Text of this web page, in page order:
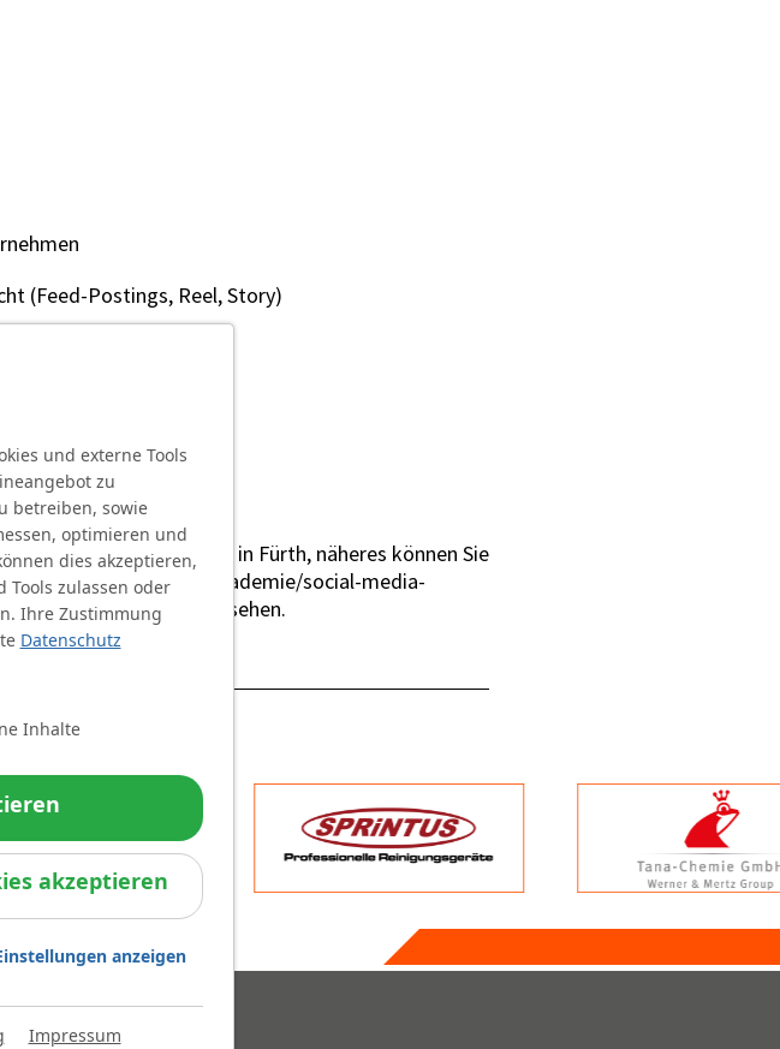
(Feed-Postings, Reel, Story)
GmbH mit Sitz in Fürth, näheres können Sie
agentur/kontext-akademie/social-media-
grundlagen-1/ einsehen.
und externe Tools
zu
betreiben, sowie
optimieren und
dies akzeptieren,
Tools zulassen oder
Ihre Zustimmung
Datenschutz
Inhalte
akzeptieren
anzeigen
Impressum